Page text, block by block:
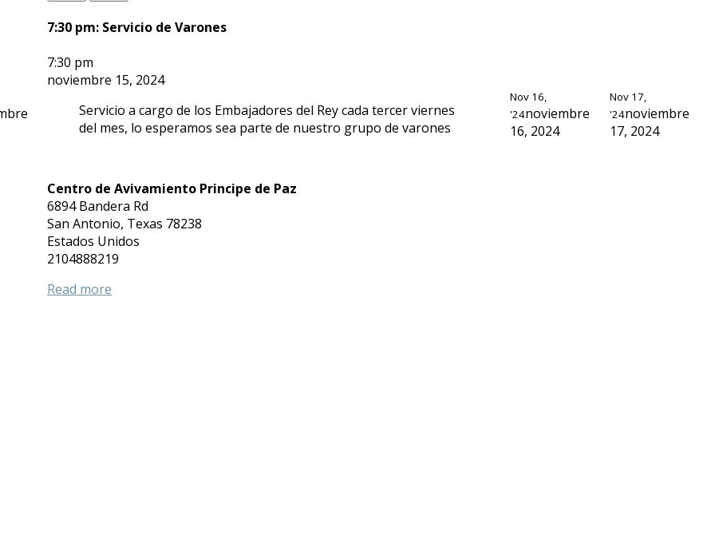
7:30 pm: Servicio de Varones
7:30 pm
noviembre 15, 2024
Servicio a cargo de los Embajadores del Rey cada tercer viernes
del mes, lo esperamos sea parte de nuestro grupo de varones
Centro de Avivamiento Principe de Paz
6894 Bandera Rd
San Antonio, Texas 78238
Estados Unidos
2104888219
Read more
Nov 16,
'24noviembre
16, 2024
Nov 17,
'24noviembre
17, 2024